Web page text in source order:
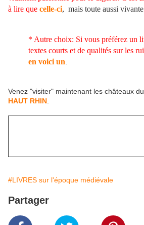
à lire que celle-ci, mais toute aussi
* Autre choix: Si vous préférez un
textes courts et de qualités sur les
en voici un
Venez "visiter" maintenant les châteaux du
HAUT RHIN
#LIVRES sur l'époque médiévale
Partager